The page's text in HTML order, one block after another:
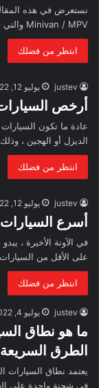
Minivan / MPV والتي تلوح في الأفق. هناك أكثر…
انتظر من فضلك
justev يوليو 12, 2022
أرخص السيارات
عادة ما تكون السيارات
الديزل أو الهجين ،
انتظر من فضلك
justev يوليو 12, 2022
أسرع السيارات
في الآونة الأخيرة ،
على الأقل من السيارات
انتظر من فضلك
justev يوليو 4, 2022
ما هو نطاق
الطرق السريعة ؟
يعتمد نطاق السيارات
في شحنة واحدة على